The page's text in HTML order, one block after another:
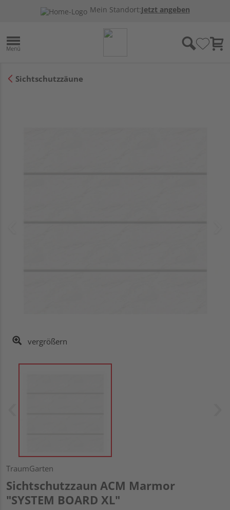
Mein Standort:Jetzt angeben
Sichtschutzzäune
vergrößern
TraumGarten
Sichtschutzzaun ACM Marmor
"SYSTEM BOARD XL"